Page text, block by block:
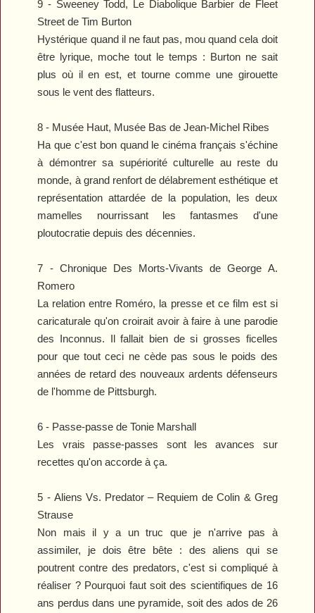
9 - Sweeney Todd, Le Diabolique Barbier de Fleet
Street de Tim Burton
Hystérique quand il ne faut pas, mou quand cela doit
être lyrique, moche tout le temps : Burton ne sait
plus où il en est, et tourne comme une girouette
sous le vent des flatteurs.
8 - Musée Haut, Musée Bas de Jean-Michel Ribes
Ha que c'est bon quand le cinéma français s'échine
à démontrer sa supériorité culturelle au reste du
monde, à grand renfort de délabrement esthétique et
représentation attardée de la population, les deux
mamelles nourrissant les fantasmes d'une
ploutocratie depuis des décennies.
7 - Chronique Des Morts-Vivants de George A.
Romero
La relation entre Roméro, la presse et ce film est si
caricaturale qu'on croirait avoir à faire à une parodie
des Inconnus. Il fallait bien de si grosses ficelles
pour que tout ceci ne cède pas sous le poids des
années de retard des nouveaux ardents défenseurs
de l'homme de Pittsburgh.
6 - Passe-passe de Tonie Marshall
Les vrais passe-passes sont les avances sur
recettes qu'on accorde à ça.
5 - Aliens Vs. Predator – Requiem de Colin & Greg
Strause
Non mais il y a un truc que je n'arrive pas à
assimiler, je dois être bête : des aliens qui se
poutrent contre des predators, c'est si compliqué à
réaliser ? Pourquoi faut soit des scientifiques de 16
ans perdus dans une pyramide, soit des ados de 26